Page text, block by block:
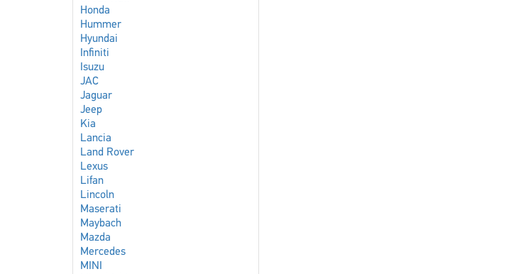
Honda
Hummer
Hyundai
Infiniti
Isuzu
JAC
Jaguar
Jeep
Kia
Lancia
Land Rover
Lexus
Lifan
Lincoln
Maserati
Maybach
Mazda
Mercedes
MINI